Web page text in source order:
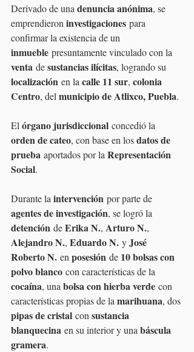
Derivado de una denuncia anónima, se
emprendieron investigaciones para
confirmar la existencia de un
inmueble presuntamente vinculado con la
venta de sustancias ilícitas, logrando su
localización en la calle 11 sur, colonia
Centro, del municipio de Atlixco, Puebla.
El órgano jurisdiccional concedió la
orden de cateo, con base en los datos de
prueba aportados por la Representación
Social.
Durante la intervención por parte de
agentes de investigación, se logró la
detención de Erika N., Arturo N.,
Alejandro N., Eduardo N. y José
Roberto N. en posesión de 10 bolsas con
polvo blanco con características de la
cocaína, una bolsa con hierba verde con
características propias de la marihuana, dos
pipas de cristal con sustancia
blanquecina en su interior y una báscula
gramera.